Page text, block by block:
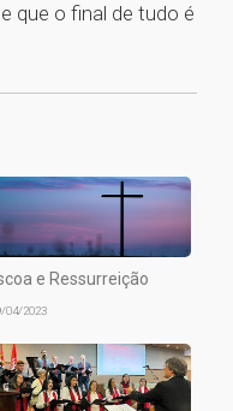
que o final de tudo é
e Ressurreição
04/2023